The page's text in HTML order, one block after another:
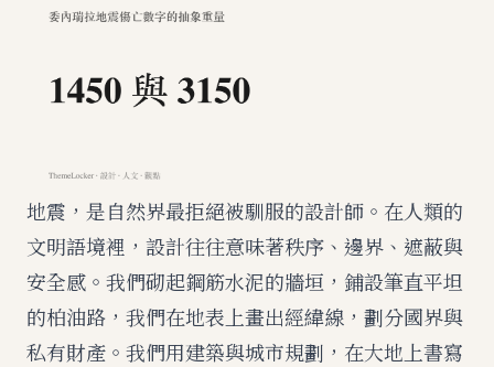
地震，是自然界最拒絕被馴服的設計師。在人類的
文明語境裡，設計往往意味著秩序、邊界、遮蔽與
安全感。我們砌起鋼筋水泥的牆垣，鋪設筆直平坦
的柏油路，我們在地表上畫出經緯線，劃分國界與
私有財產。我們用建築與城市規劃，在大地上書寫